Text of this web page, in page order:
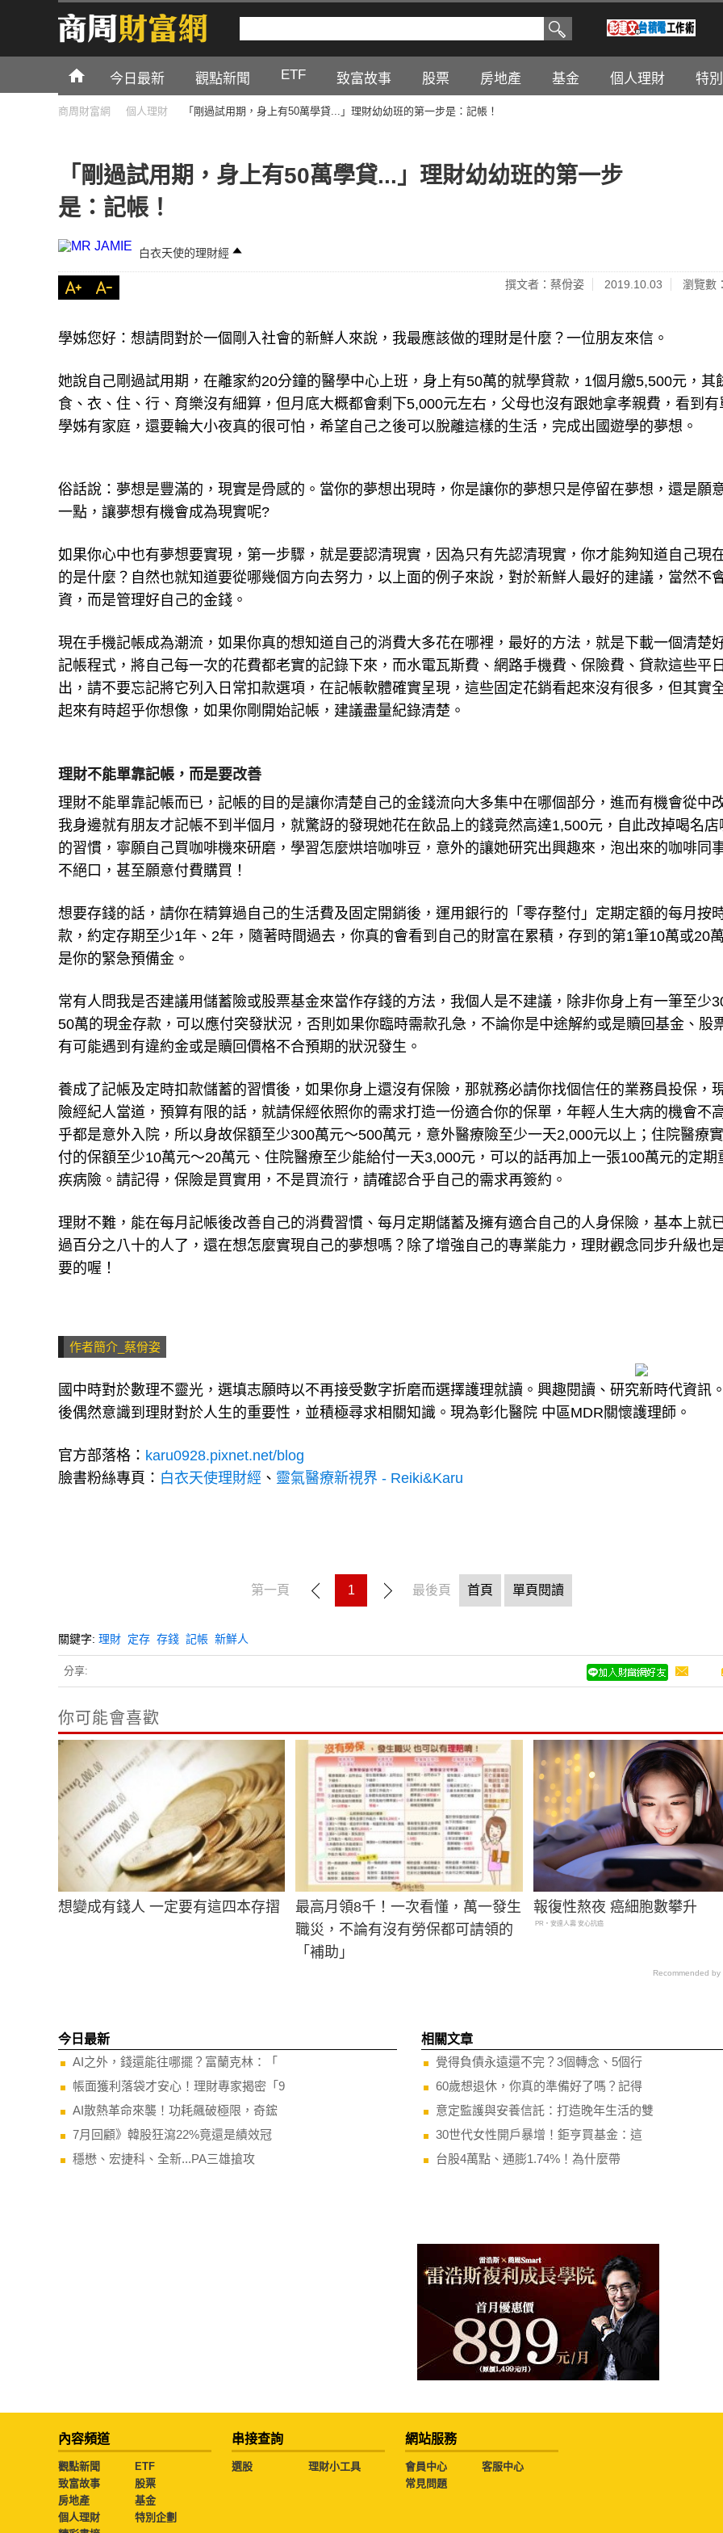
今日最新 觀點新聞 ETF 致富故事 股票 房地產 基金 個人理財 特
商周財富網 個人理財 「剛過試用期，身上有50萬學貸...」理財幼幼班的第一步是：記帳！
「剛過試用期，身上有50萬學貸...」理財幼幼班的第一步
是：記帳！
白衣天使的理財經
撰文者：蔡佾姿 2019.10.03 瀏覽數
學姊您好：想請問對於一個剛入社會的新鮮人來說，我最應該做的理財是什麼？一位朋友來信。
她說自己剛過試用期，在離家約20分鐘的醫學中心上班，身上有50萬的就學貸款，1個月繳5,500元，其
食、衣、住、行、育樂沒有細算，但月底大概都會剩下5,000元左右，父母也沒有跟她拿孝親費，看到有
學姊有家庭，還要輪大小夜真的很可怕，希望自己之後可以脫離這樣的生活，完成出國遊學的夢想。
俗話說：夢想是豐滿的，現實是骨感的。當你的夢想出現時，你是讓你的夢想只是停留在夢想，還是願
一點，讓夢想有機會成為現實呢?
如果你心中也有夢想要實現，第一步驟，就是要認清現實，因為只有先認清現實，你才能夠知道自己現
的是什麼？自然也就知道要從哪幾個方向去努力，以上面的例子來說，對於新鮮人最好的建議，當然不
資，而是管理好自己的金錢。
現在手機記帳成為潮流，如果你真的想知道自己的消費大多花在哪裡，最好的方法，就是下載一個清楚
記帳程式，將自己每一次的花費都老實的記錄下來，而水電瓦斯費、網路手機費、保險費、貸款這些平
出，請不要忘記將它列入日常扣款選項，在記帳軟體確實呈現，這些固定花銷看起來沒有很多，但其實
起來有時超乎你想像，如果你剛開始記帳，建議盡量紀錄清楚。
理財不能單靠記帳，而是要改善
理財不能單靠記帳而已，記帳的目的是讓你清楚自己的金錢流向大多集中在哪個部分，進而有機會從中
我身邊就有朋友才記帳不到半個月，就驚訝的發現她花在飲品上的錢竟然高達1,500元，自此改掉喝名店
的習慣，寧願自己買咖啡機來研磨，學習怎麼烘培咖啡豆，意外的讓她研究出興趣來，泡出來的咖啡同
不絕口，甚至願意付費購買！
想要存錢的話，請你在精算過自己的生活費及固定開銷後，運用銀行的「零存整付」定期定額的每月按
款，約定存期至少1年、2年，隨著時間過去，你真的會看到自己的財富在累積，存到的第1筆10萬或20
是你的緊急預備金。
常有人問我是否建議用儲蓄險或股票基金來當作存錢的方法，我個人是不建議，除非你身上有一筆至少
50萬的現金存款，可以應付突發狀況，否則如果你臨時需款孔急，不論你是中途解約或是贖回基金、股
有可能遇到有違約金或是贖回價格不合預期的狀況發生。
養成了記帳及定時扣款儲蓄的習慣後，如果你身上還沒有保險，那就務必請你找個信任的業務員投保，
險經紀人當道，預算有限的話，就請保經依照你的需求打造一份適合你的保單，年輕人生大病的機會不
乎都是意外入院，所以身故保額至少300萬元～500萬元，意外醫療險至少一天2,000元以上；住院醫療
付的保額至少10萬元～20萬元、住院醫療至少能給付一天3,000元，可以的話再加上一張100萬元的定期
疾病險。請記得，保險是買實用，不是買流行，請確認合乎自己的需求再簽約。
理財不難，能在每月記帳後改善自己的消費習慣、每月定期儲蓄及擁有適合自己的人身保險，基本上就
過百分之八十的人了，還在想怎麼實現自己的夢想嗎？除了增強自己的專業能力，理財觀念同步升級也
要的喔！
作者簡介_蔡佾姿
國中時對於數理不靈光，選填志願時以不再接受數字折磨而選擇護理就讀。興趣閱讀、研究新時代資訊
後偶然意識到理財對於人生的重要性，並積極尋求相關知識。現為彰化醫院 中區MDR關懷護理師。
官方部落格： karu0928.pixnet.net/blog
臉書粉絲專頁： 白衣天使理財經 、 靈氣醫療新視界 - Reiki&Karu
第一頁 1 最後頁 首頁 單頁閱讀
關鍵字: 理財 定存 存錢 記帳 新鮮人
分享:
你可能會喜歡
想變成有錢人 一定要有這四本存摺
最高月領8千！一次看懂，萬一發生
職災，不論有沒有勞保都可請領的
「補助」
報復性熬夜 癌細胞數攀升
PR・安達人壽 安心抗癌
Recommended by
今日最新
AI之外，錢還能往哪擺？富蘭克林：「
帳面獲利落袋才安心！理財專家揭密「9
AI散熱革命來襲！功耗飆破極限，奇鋐
7月回顧》韓股狂瀉22%竟還是績效冠
穩懋、宏捷科、全新...PA三雄搶攻
相關文章
覺得負債永遠還不完？3個轉念、5個行
60歲想退休，你真的準備好了嗎？記得
意定監護與安養信託：打造晚年生活的雙
30世代女性開戶暴增！鉅亨買基金：這
台股4萬點、通膨1.74%！為什麼帶
內容頻道
觀點新聞
ETF
致富故事
股票
房地產
基金
個人理財
特別企劃
串接查詢
選股 理財小工具
網站服務
會員中心
客服中心
常見問題